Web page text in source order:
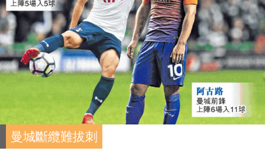
曼城斷纜難拔刺